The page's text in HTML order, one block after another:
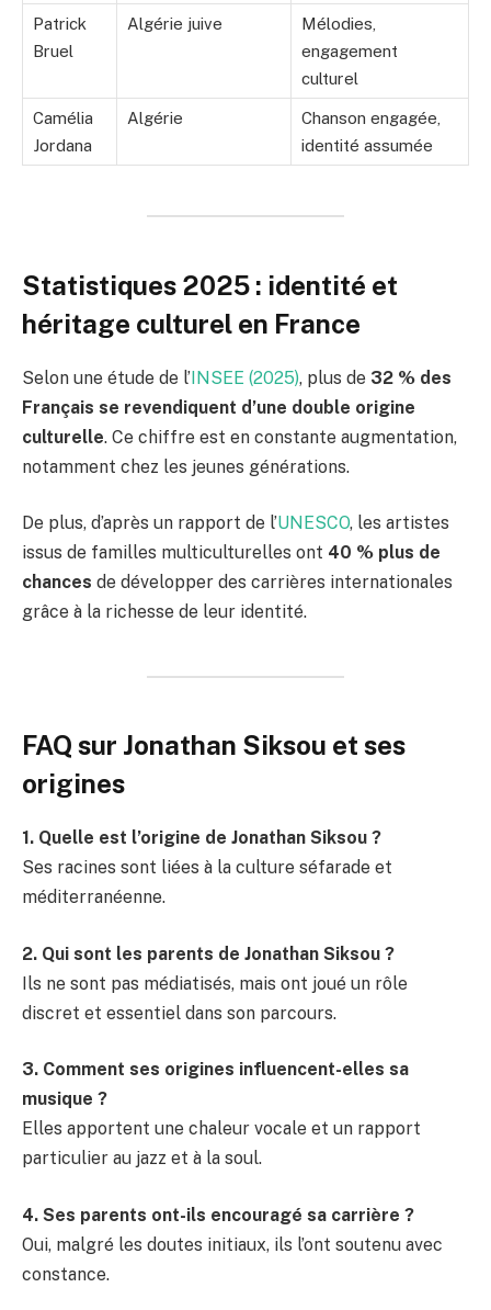
Patrick
Bruel
Algérie juive
Mélodies,
engagement
culturel
Camélia
Jordana
Algérie
Chanson engagée,
identité assumée
Statistiques 2025 : identité et
héritage culturel en France
Selon une étude de l’INSEE (2025), plus de 32 % des
Français se revendiquent d’une double origine
culturelle. Ce chiffre est en constante augmentation,
notamment chez les jeunes générations.
De plus, d’après un rapport de l’UNESCO, les artistes
issus de familles multiculturelles ont 40 % plus de
chances de développer des carrières internationales
grâce à la richesse de leur identité.
FAQ sur Jonathan Siksou et ses
origines
1. Quelle est l’origine de Jonathan Siksou ?
Ses racines sont liées à la culture séfarade et
méditerranéenne.
2. Qui sont les parents de Jonathan Siksou ?
Ils ne sont pas médiatisés, mais ont joué un rôle
discret et essentiel dans son parcours.
3. Comment ses origines influencent-elles sa
musique ?
Elles apportent une chaleur vocale et un rapport
particulier au jazz et à la soul.
4. Ses parents ont-ils encouragé sa carrière ?
Oui, malgré les doutes initiaux, ils l’ont soutenu avec
constance.